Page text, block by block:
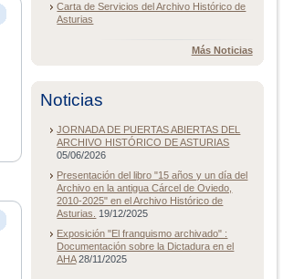
Carta de Servicios del Archivo Histórico de
Asturias
Más Noticias
Noticias
JORNADA DE PUERTAS ABIERTAS DEL
ARCHIVO HISTÓRICO DE ASTURIAS
05/06/2026
Presentación del libro "15 años y un día del
Archivo en la antigua Cárcel de Oviedo,
2010-2025" en el Archivo Histórico de
Asturias.
19/12/2025
Exposición "El franquismo archivado" :
Documentación sobre la Dictadura en el
AHA28/11/2025